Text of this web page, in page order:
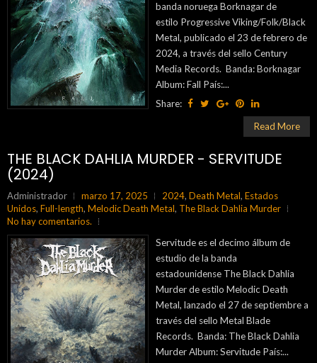
banda noruega Borknagar de
estilo Progressive Viking/Folk/Black
Metal, publicado el 23 de febrero de
2024, a través del sello Century
Media Records. Banda: Borknagar
Album: Fall País:...
Share:
Read More
THE BLACK DAHLIA MURDER - SERVITUDE
(2024)
Administrador marzo 17, 2025 2024, Death Metal, Estados
Unidos, Full-length, Melodic Death Metal, The Black Dahlia Murder
No hay comentarios.
Servitude es el decimo álbum de
estudio de la banda
estadounidense The Black Dahlia
Murder de estilo Melodic Death
Metal, lanzado el 27 de septiembre a
través del sello Metal Blade
Records. Banda: The Black Dahlia
Murder Album: Servitude País:...